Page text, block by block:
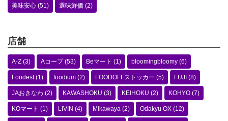
美味安心 (51) 選味鮮価 (2)
店舗
A-Z (3) Aコープ(53) Beマート (1) bloomingbloomy (6)
Foodest(1) foodium (2) FOODOFFストッカー (5) FUJI (8)
JAおきなわ (2) KAWASHOKU (3) KEIHOKU (2) KOHYO (7)
KOマート (1) LIVIN (4) Mikawaya (2) Odakyu OX (12)